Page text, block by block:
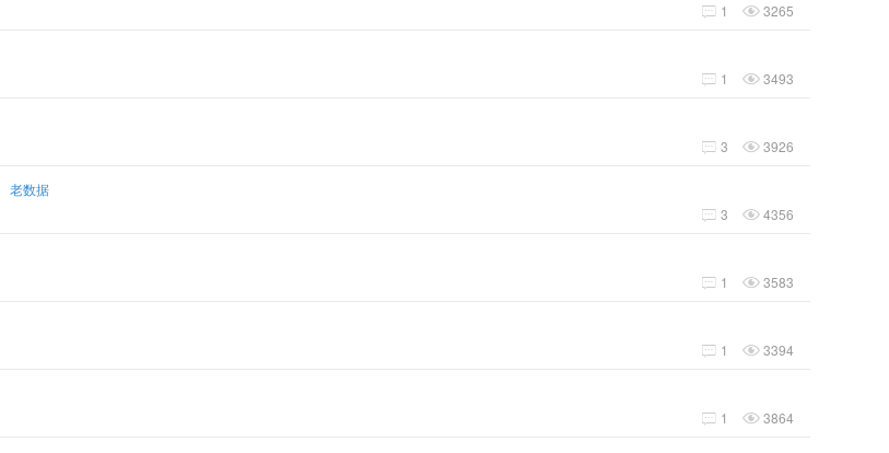
 1 3265
 1 3493
 3 3926
老数据
 3 4356
 1 3583
 1 3394
 1 3864